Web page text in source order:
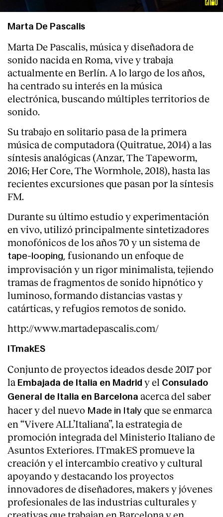
Marta De Pascalis
Marta De Pascalis, música y diseñadora de
sonido nacida en Roma, vive y trabaja
actualmente en Berlín. A lo largo de los años,
ha centrado su interés en la música
electrónica, buscando múltiples territorios de
sonido.
Su trabajo en solitario pasa de la primera
música de computadora (Quitratue, 2014) a las
síntesis analógicas (Anzar, The Tapeworm,
2016; Her Core, The Wormhole, 2018), hasta las
recientes excursiones que pasan por la síntesis
FM.
Durante su último estudio y experimentación
en vivo, utilizó principalmente sintetizadores
monofónicos de los años 70 y un sistema de
tape-looping, fusionando un enfoque de
improvisación y un rigor minimalista, tejiendo
tramas de fragmentos de sonido hipnótico y
luminoso, formando distancias vastas y
catárticas, y refugios remotos de sonido.
http://www.martadepascalis.com/
ITmakES
Conjunto de proyectos ideados desde 2017 por
la Embajada de Italia en Madrid y el Consulado
General de Italia en Barcelona acerca del saber
hacer y del nuevo Made in Italy que se enmarca
en “Vivere ALL’Italiana”, la estrategia de
promoción integrada del Ministerio Italiano de
Asuntos Exteriores. ITmakES promueve la
creación y el intercambio creativo y cultural
apoyando y destacando los proyectos
innovadores de diseñadores, makers y jóvenes
profesionales de las industrias culturales y
creativas que trabajan en Barcelona y en